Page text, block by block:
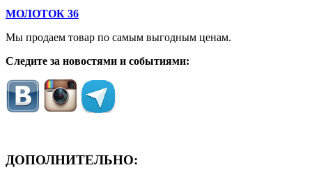
МОЛОТОК 36
Мы продаем товар по самым выгодным ценам.
Следите за новостями и событиями:
ДОПОЛНИТЕЛЬНО: